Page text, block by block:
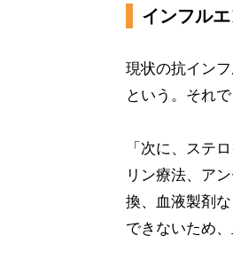
インフル
現状の抗イン
という。それ
「次に、ステ
リン療法、ア
換、血液製剤
できないため